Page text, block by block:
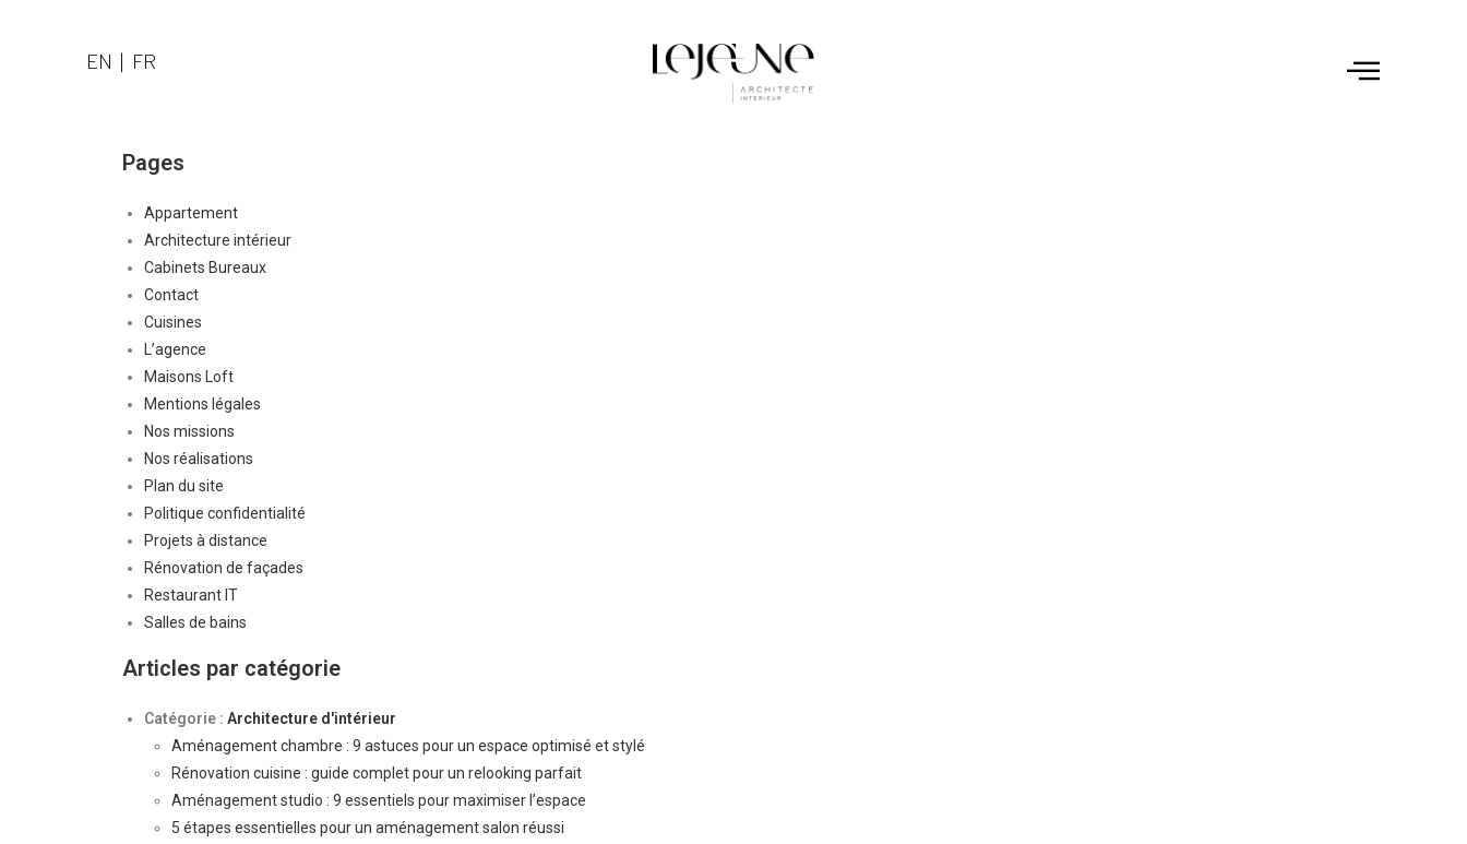
EN | FR
Pages
Appartement
Architecture intérieur
Cabinets Bureaux
Contact
Cuisines
L’agence
Maisons Loft
Mentions légales
Nos missions
Nos réalisations
Plan du site
Politique confidentialité
Projets à distance
Rénovation de façades
Restaurant IT
Salles de bains
Articles par catégorie
Catégorie : Architecture d'intérieur
Aménagement chambre : 9 astuces pour un espace optimisé et stylé
Rénovation cuisine : guide complet pour un relooking parfait
Aménagement studio : 9 essentiels pour maximiser l’espace
5 étapes essentielles pour un aménagement salon réussi